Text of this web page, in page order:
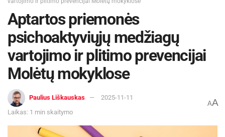
Aptartos priemonės
psichoaktyviųjų medžiagų
vartojimo ir plitimo prevencijai
Molėtų mokyklose
Paulius Liškauskas
2025-11-11
Laikas: 1 min skaitymo
AA